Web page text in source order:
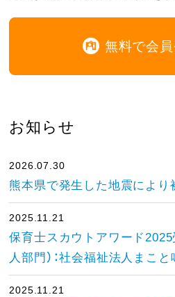
無料で会
お知らせ
2026.07.30
熊本県で発生した地震により
2025.11.21
保育士スカウトアワード2025
人部門）：社会福祉法人まこ
2025.11.21